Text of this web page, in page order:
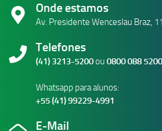
Onde estamos
Av. Presidente Wenceslau Braz,
Telefones
(41) 3213-5200ou 0800 088 5200
Whatsapp para alunos:
+55 (41) 99229-4991
E-Mail